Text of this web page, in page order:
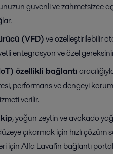
güvenli ve zahmetsizce
(VFD)ve özelleştirilebilir
entegrasyon ve özel
özellikli bağlantı
performans ve dengeyi
verilir.
, yoğun zeytin ve avokado
çıkarmak için hızlı çözüm
için Alfa Laval'in bağlantı